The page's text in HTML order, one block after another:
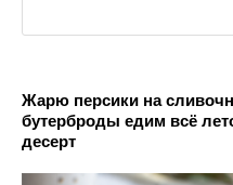
Жарю персики на
бутерброды едим всё
десерт